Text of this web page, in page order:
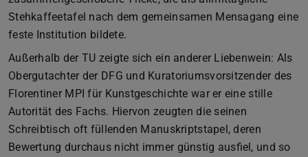
Stehkaffeetafel nach dem gemeinsamen Mensagang eine
feste Institution bildete.
Außerhalb der TU zeigte sich ein anderer Liebenwein: Als
Obergutachter der DFG und Kuratoriumsvorsitzender des
Florentiner MPI für Kunstgeschichte war er eine stille
Autorität des Fachs. Hiervon zeugten die seinen
Schreibtisch oft füllenden Manuskriptstapel, deren
Bewertung durchaus nicht immer günstig ausfiel, und so